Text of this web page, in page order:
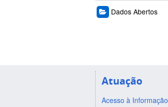
Dados Abertos
Atuação
Acesso à Informação